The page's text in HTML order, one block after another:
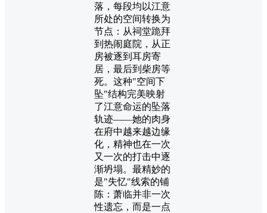
落，每段均以江意
所处的空间转换为
节点：从祠堂跪拜
到热闹庭院，从正
房被逐到耳房寄
居，最后到柴房等
死。这种"空间下
坠"结构完美映射
了江意命运的坠落
轨迹——她的肉身
在府中越来越边缘
化，精神也在一次
又一次的打击中逐
渐坍塌。最精妙的
是"失忆"线索的铺
陈：萧临并非一次
性遗忘，而是一点